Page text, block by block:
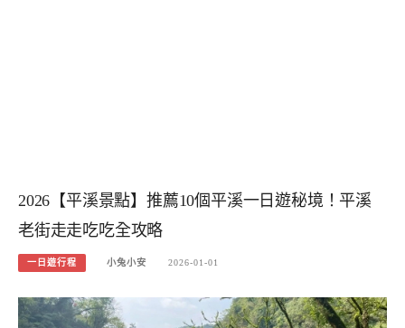
2026【平溪景點】推薦10個平溪一日遊秘境！平溪
老街走走吃吃全攻略
一日遊行程 小兔小安 2026-01-01